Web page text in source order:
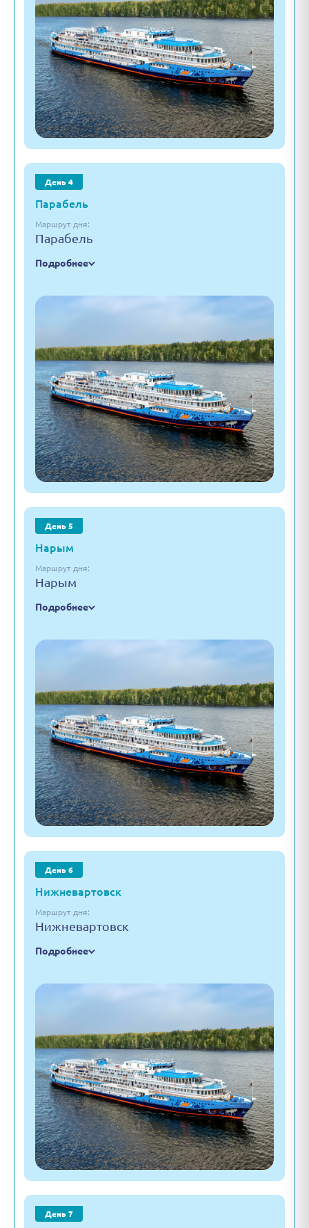
День 4
Парабель
Маршрут дня:
Парабель
Подробнее
День 5
Нарым
Маршрут дня:
Нарым
Подробнее
День 6
Нижневартовск
Маршрут дня:
Нижневартовск
Подробнее
День 7